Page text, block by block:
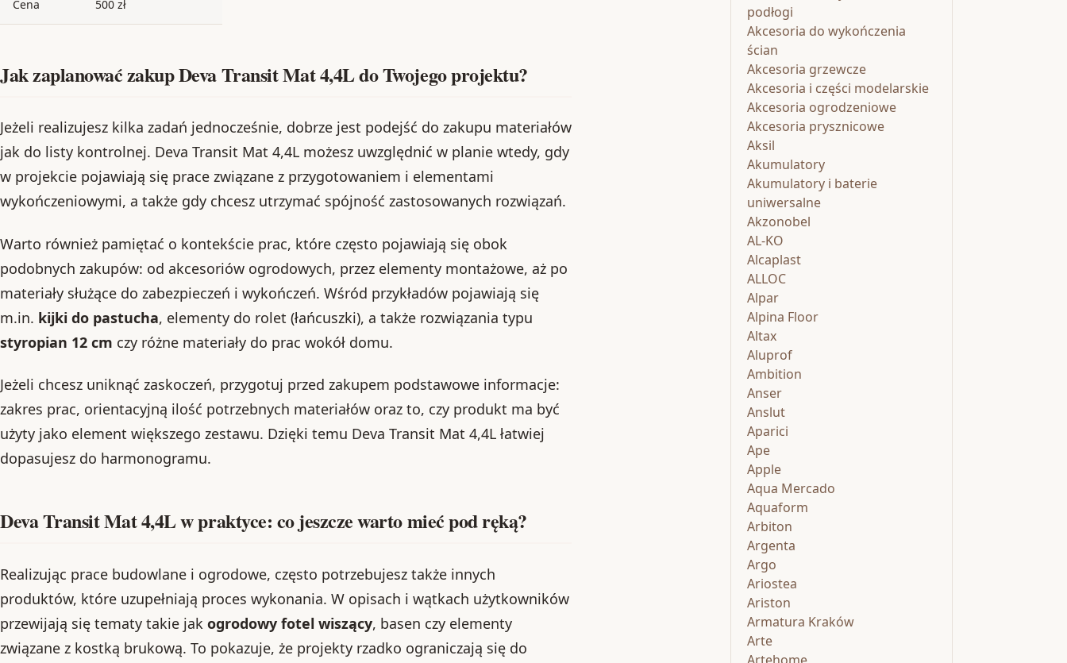
Cena 500 zł
Jak zaplanować zakup Deva Transit Mat 4,4L do Twojego projektu?
Jeżeli realizujesz kilka zadań jednocześnie, dobrze jest podejść do zakupu materiałów
jak do listy kontrolnej. Deva Transit Mat 4,4L możesz uwzględnić w planie wtedy, gdy
w projekcie pojawiają się prace związane z przygotowaniem i elementami
wykończeniowymi, a także gdy chcesz utrzymać spójność zastosowanych rozwiązań.
Warto również pamiętać o kontekście prac, które często pojawiają się obok
podobnych zakupów: od akcesoriów ogrodowych, przez elementy montażowe, aż po
materiały służące do zabezpieczeń i wykończeń. Wśród przykładów pojawiają się
m.in. kijki do pastucha, elementy do rolet (łańcuszki), a także rozwiązania typu
styropian 12 cm czy różne materiały do prac wokół domu.
Jeżeli chcesz uniknąć zaskoczeń, przygotuj przed zakupem podstawowe informacje:
zakres prac, orientacyjną ilość potrzebnych materiałów oraz to, czy produkt ma być
użyty jako element większego zestawu. Dzięki temu Deva Transit Mat 4,4L łatwiej
dopasujesz do harmonogramu.
Deva Transit Mat 4,4L w praktyce: co jeszcze warto mieć pod ręką?
Realizując prace budowlane i ogrodowe, często potrzebujesz także innych
produktów, które uzupełniają proces wykonania. W opisach i wątkach użytkowników
przewijają się tematy takie jak ogrodowy fotel wiszący, basen czy elementy
związane z kostką brukową. To pokazuje, że projekty rzadko ograniczają się do
podłogi
Akcesoria do wykończenia
ścian
Akcesoria grzewcze
Akcesoria i części modelarskie
Akcesoria ogrodzeniowe
Akcesoria prysznicowe
Aksil
Akumulatory
Akumulatory i baterie
uniwersalne
Akzonobel
AL-KO
Alcaplast
ALLOC
Alpar
Alpina Floor
Altax
Aluprof
Ambition
Anser
Anslut
Aparici
Ape
Apple
Aqua Mercado
Aquaform
Arbiton
Argenta
Argo
Ariostea
Ariston
Armatura Kraków
Arte